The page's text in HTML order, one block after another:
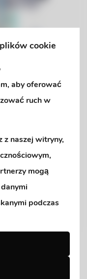
cookie
aby oferować
ruch w
z naszej witryny,
mogą
podczas